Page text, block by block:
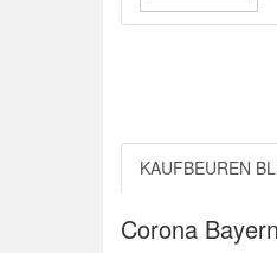
KAUFBEUREN
Corona